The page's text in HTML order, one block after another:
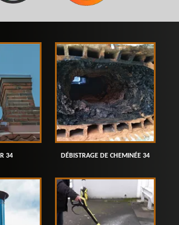
34 DÉBISTRAGE DE CHEMINÉE 34